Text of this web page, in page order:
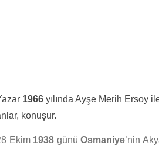
1966 yılında Ayşe Merih Ersoy
konuşur.
Ekim 1938 günüOsmaniye’nin